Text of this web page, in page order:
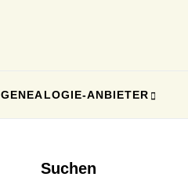
GENEALOGIE-ANBIETER
Suchen